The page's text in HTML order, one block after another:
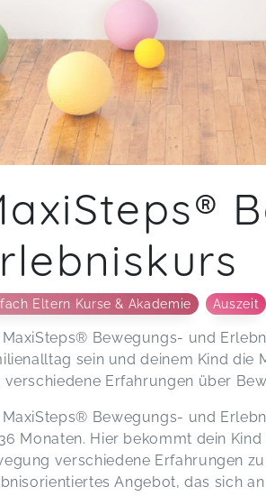
Eltern Kurse & Akademie Auszeit
MaxiSteps® Bewegungs- und
sein und deinem Kind die
verschiedene Erfahrungen über
MaxiSteps® Bewegungs- und
Monaten. Hier bekommt dein
verschiedene Erfahrungen
Angebot, das sich